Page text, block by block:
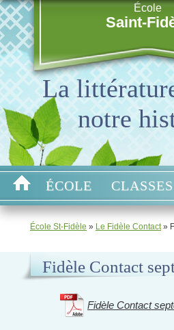
École
Saint-
La
notre
ÉCOLE CLASSES
École St-Fidèle » Le Fidèle Contact»
Fidèle Contact
Fidèle Contact